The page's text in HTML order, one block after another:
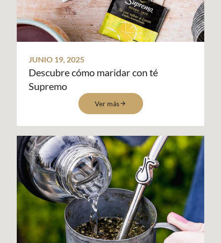
JUNIO 19, 2025
Descubre cómo maridar con té
Supremo
Ver más